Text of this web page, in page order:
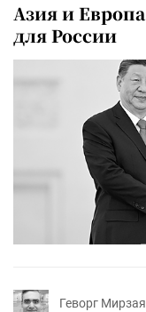
Азия и
для России
Геворг